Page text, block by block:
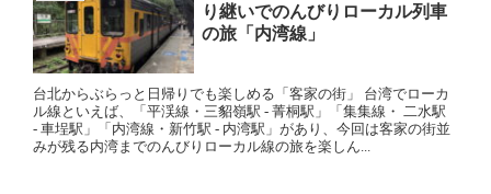
り継いでのんびりローカル列車
の旅「内湾線」
台北からぶらっと日帰りでも楽しめる「客家の街」 台湾でローカ
ル線といえば、「平渓線・三貂嶺駅 - 菁桐駅」「集集線・ 二水駅
- 車埕駅」「内湾線・新竹駅 - 内湾駅」があり、今回は客家の街並
みが残る内湾までのんびりローカル線の旅を楽しん...